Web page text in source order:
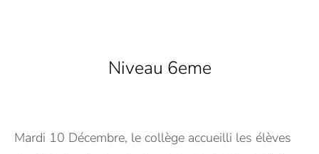
Niveau 6eme
Mardi 10 Décembre, le collège accueilli les élèves